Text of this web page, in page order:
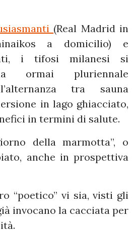
(Real Madrid in
a domicilio) e
i tifosi milanesi si
ormai pluriennale
tra sauna
in lago ghiacciato,
in termini di salute.
della marmotta”, o
anche in prospettiva
“poetico” vi sia, visti gli
invocano la cacciata per